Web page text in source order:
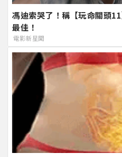
馮迪索哭了！稱【玩命關頭
最佳！
電影新星聞